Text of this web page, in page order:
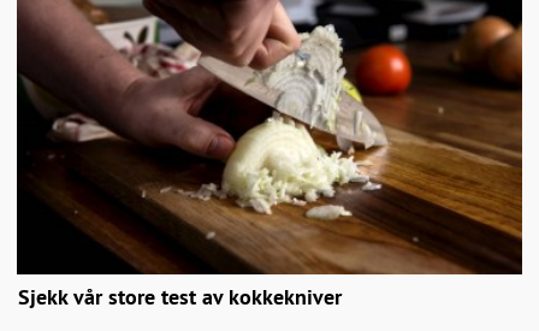
Sjekk vår store test av kokkekniver